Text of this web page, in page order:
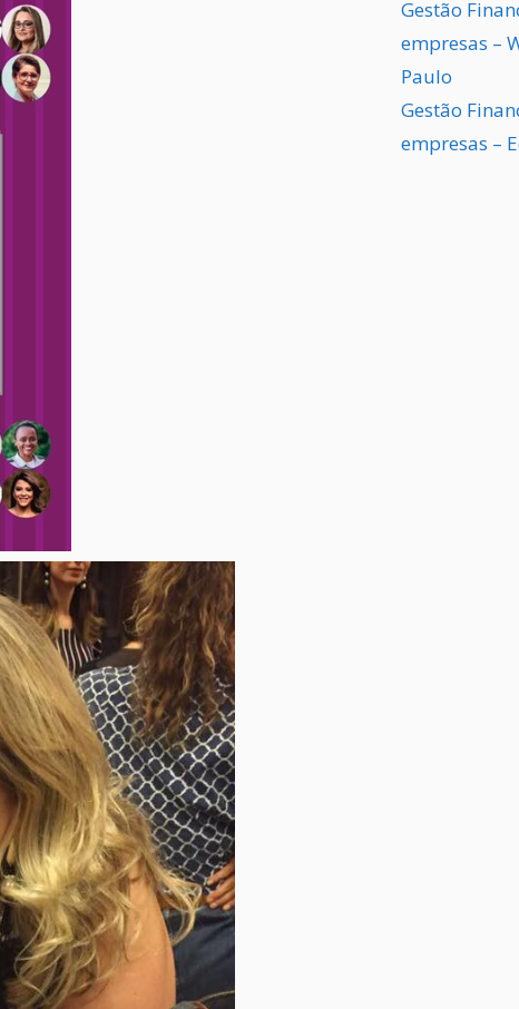
Gestão
empresas –
Paulo
Gestão
empresas –